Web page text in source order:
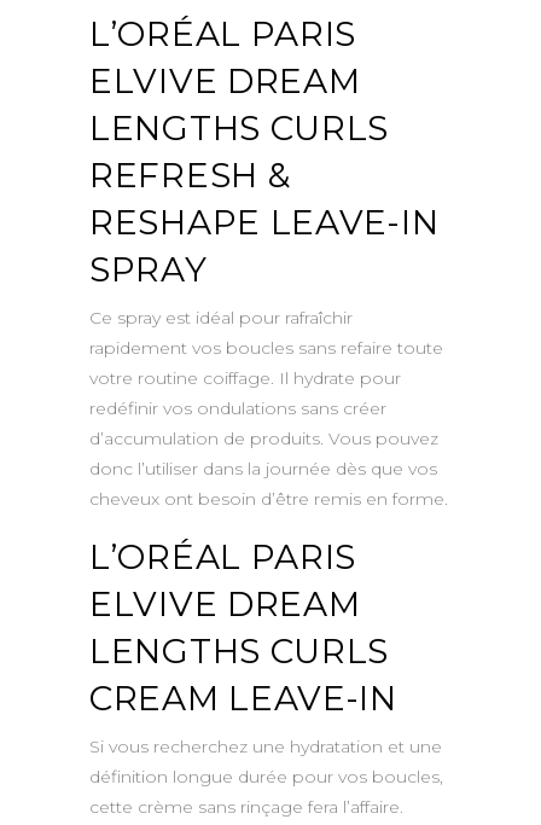
L’ORÉAL PARIS
ELVIVE DREAM
LENGTHS CURLS
REFRESH &
RESHAPE LEAVE-IN
SPRAY
Ce spray est idéal pour rafraîchir
rapidement vos boucles sans refaire toute
votre routine coiffage. Il hydrate pour
redéfinir vos ondulations sans créer
d’accumulation de produits. Vous pouvez
donc l’utiliser dans la journée dès que vos
cheveux ont besoin d’être remis en forme.
L’ORÉAL PARIS
ELVIVE DREAM
LENGTHS CURLS
CREAM LEAVE-IN
Si vous recherchez une hydratation et une
définition longue durée pour vos boucles,
cette crème sans rinçage fera l’affaire.